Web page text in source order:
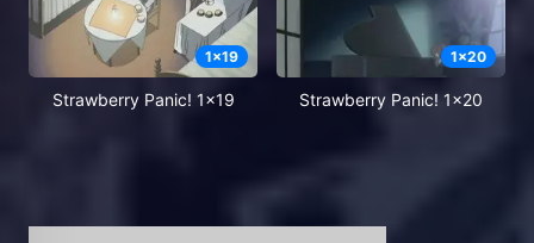
1x19
Strawberry Panic! 1x19
1x20
Strawberry Panic! 1x20